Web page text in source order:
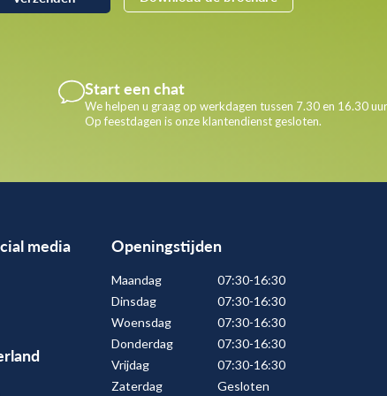
Start een chat
We helpen u graag op werkdagen tussen 7.30 en 16.30
Op feestdagen is onze klantendienst gesloten.
media Openingstijden
Maandag
07:30-16:30
Dinsdag
07:30-16:30
Woensdag
07:30-16:30
Donderdag
07:30-16:30
Vrijdag
07:30-16:30
Zaterdag
Gesloten